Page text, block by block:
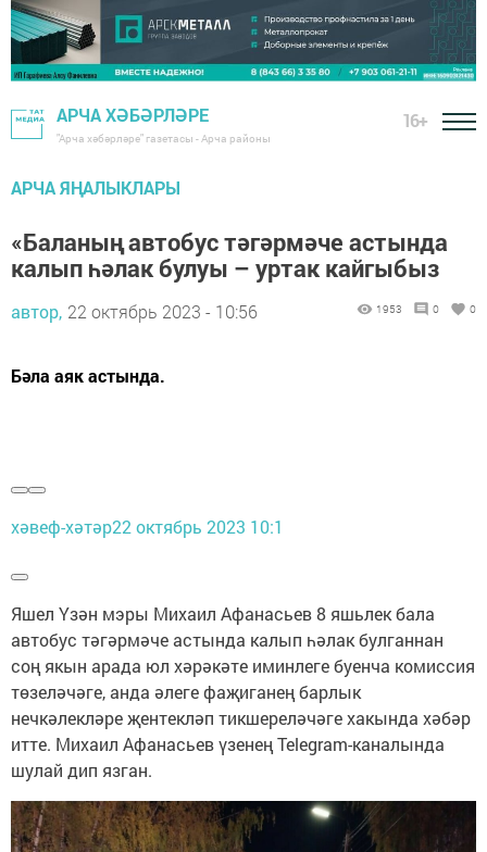
АРЧА ХӘБӘРЛӘРЕ
"Арча хәбәрләре" газетасы - Арча районы
16+
АРЧА ЯҢАЛЫКЛАРЫ
«Баланың автобус тәгәрмәче астында
калып һәлак булуы – уртак кайгыбыз
автор, 22 октябрь 2023 - 10:56 1953 0 0
Бәла аяк астында.
хәвеф-хәтәр22 октябрь 2023 10:1
Яшел Үзән мэры Михаил Афанасьев 8 яшьлек бала
автобус тәгәрмәче астында калып һәлак булганнан
соң якын арада юл хәрәкәте иминлеге буенча комиссия
төзеләчәге, анда әлеге фаҗиганең барлык
нечкәлекләре җентекләп тикшереләчәге хакында хәбәр
итте. Михаил Афанасьев үзенең Telеgram-каналында
шулай дип язган.